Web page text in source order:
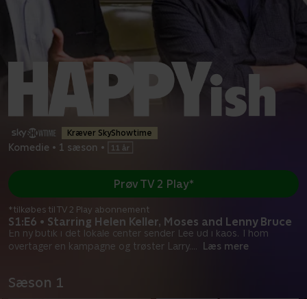
Kræver SkyShowtime
Komedie • 1 sæson •
S1:E6 • Starring Helen Keller, Moses and Lenny Bruce
En ny butik i det lokale center sender Lee ud i kaos. Thom
overtager en kampagne og trøster Larry.... Læs mere
Prøv TV 2 Play*
*tilkøbes til TV 2 Play abonnement
Sæson 1